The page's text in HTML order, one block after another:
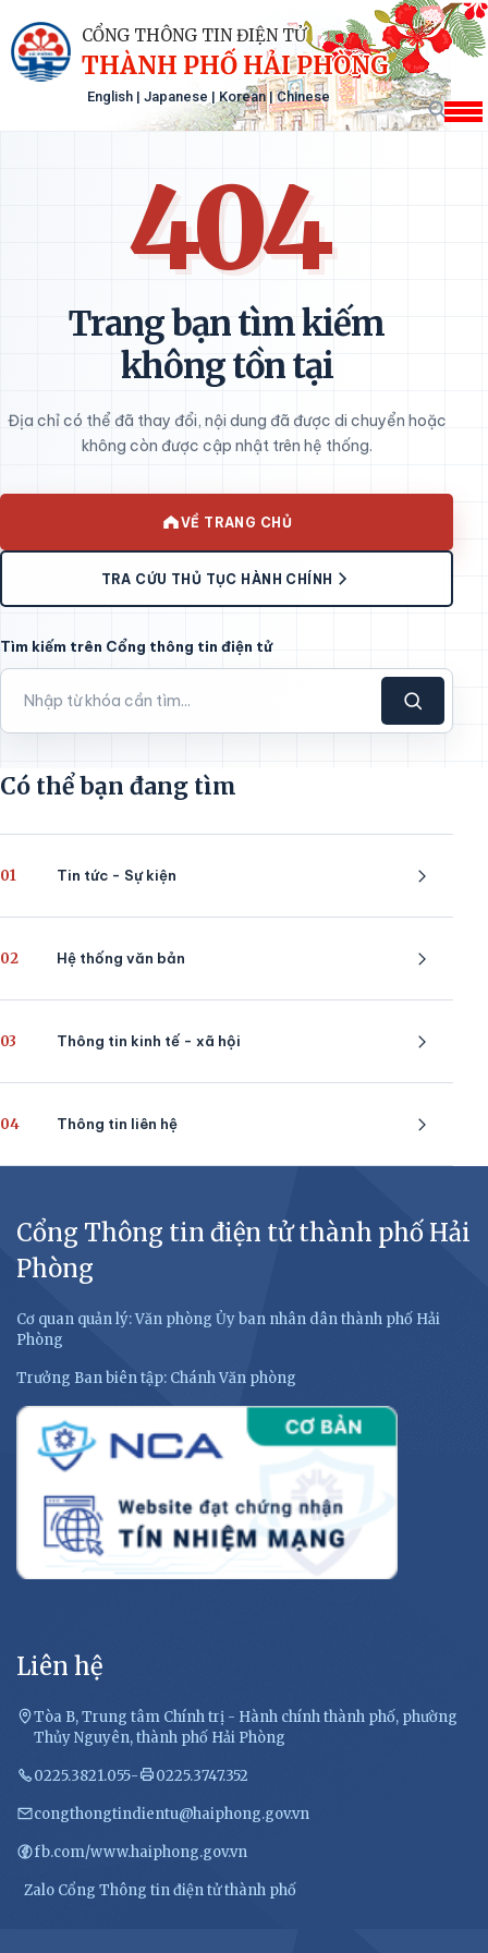
CỔNG THÔNG TIN ĐIỆN TỬ
THÀNH PHỐ HẢI PHÒNG
English | Japanese | Korean|Chinese
404
Trang bạn tìm kiếm
không tồn tại
Địa chỉ có thể đã thay đổi, nội dung đã được di chuyển hoặc
không còn được cập nhật trên hệ thống.
VỀ TRANG CHỦ
TRA CỨU THỦ TỤC HÀNH CHÍNH
Tìm kiếm trên Cổng thông tin điện tử
Có thể bạn đang tìm
01 Tin tức - Sự kiện
02 Hệ thống văn bản
03 Thông tin kinh tế - xã hội
04 Thông tin liên hệ
Cổng Thông tin điện tử thành phố Hải
Phòng
Cơ quan quản lý: Văn phòng Ủy ban nhân dân thành phố Hải
Phòng
Trưởng Ban biên tập: Chánh Văn phòng
Liên hệ
Tòa B, Trung tâm Chính trị - Hành chính thành phố, phường
Thủy Nguyên, thành phố Hải Phòng
0225.3821.055- 0225.3747.352
congthongtindientu@haiphong.gov.vn
fb.com/www.haiphong.gov.vn
Zalo Cổng Thông tin điện tử thành phố